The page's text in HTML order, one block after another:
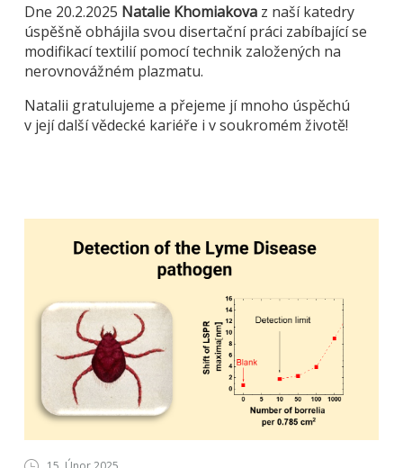
Dne 20.2.2025 Natalie Khomiakovaz naší katedry
úspěšně obhájila svou disertační práci zabíbající se
modifikací textilií pomocí technik založených na
nerovnovážném plazmatu.
Natalii gratulujeme a přejeme jí mnoho úspěchú
v její další vědecké kariéře i v soukromém životě!